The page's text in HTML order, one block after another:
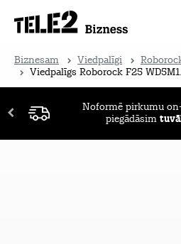
Biznesam Viedpalīgi
Viedpalīgs Roborock F25
Noformē pirkumu
piegādāsim